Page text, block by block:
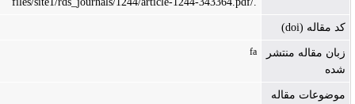
کد مقاله (doi)
زبان مقاله منتشر
شده
موضوعات مقاله